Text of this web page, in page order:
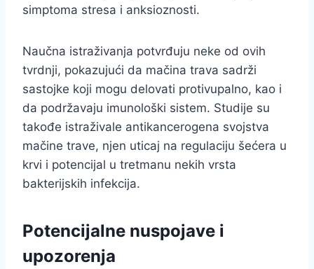
simptoma stresa i anksioznosti.
Naučna istraživanja potvrđuju neke od ovih
tvrdnji, pokazujući da mačina trava sadrži
sastojke koji mogu delovati protivupalno, kao i
da podržavaju imunološki sistem. Studije su
takođe istraživale antikancerogena svojstva
mačine trave, njen uticaj na regulaciju šećera u
krvi i potencijal u tretmanu nekih vrsta
bakterijskih infekcija.
Potencijalne nuspojave i
upozorenja